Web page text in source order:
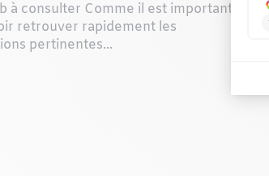
à consulter Comme il est important
retrouver rapidement les
pertinentes...